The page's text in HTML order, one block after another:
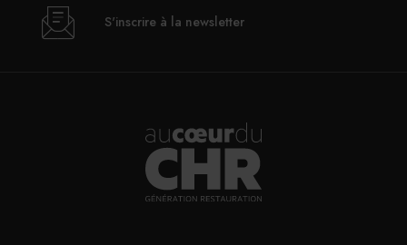
S'inscrire à la newsletter